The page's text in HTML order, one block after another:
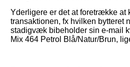
Yderligere er det at foretrække at
transaktionen, fx hvilken bytteret
stadigvæk bibeholder sin e-mail
Mix 464 Petrol Blå/Natur/Brun,